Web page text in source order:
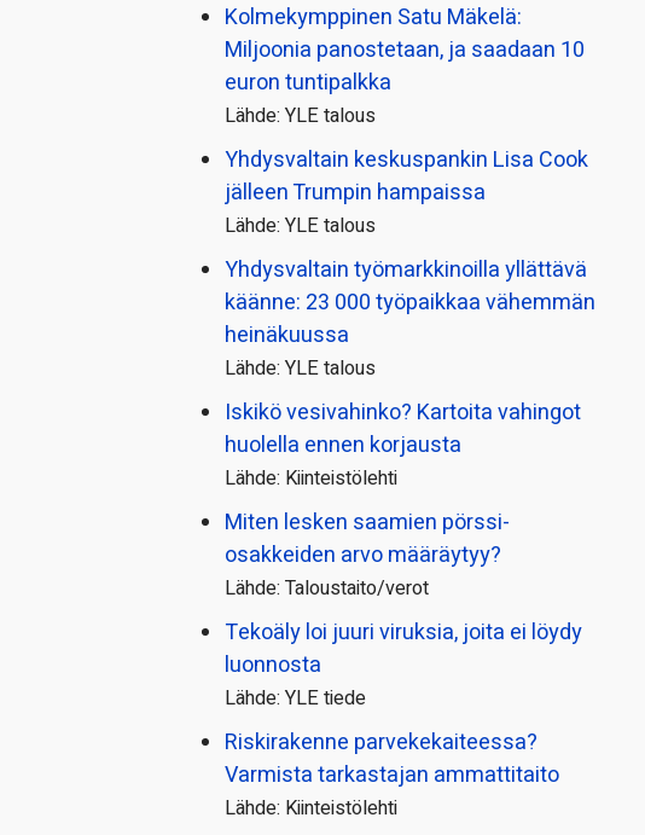
Kolmekymppinen Satu Mäkelä:
Miljoonia panostetaan, ja saadaan 10
euron tuntipalkka
Lähde: YLE talous
Yhdysvaltain keskuspankin Lisa Cook
jälleen Trumpin hampaissa
Lähde: YLE talous
Yhdysvaltain työmarkkinoilla yllättävä
käänne: 23 000 työpaikkaa vähemmän
heinäkuussa
Lähde: YLE talous
Iskikö vesivahinko? Kartoita vahingot
huolella ennen korjausta
Lähde: Kiinteistölehti
Miten lesken saamien pörssi­
osakkeiden arvo määräytyy?
Lähde: Taloustaito/verot
Tekoäly loi juuri viruksia, joita ei löydy
luonnosta
Lähde: YLE tiede
Riskirakenne parvekekaiteessa?
Varmista tarkastajan ammattitaito
Lähde: Kiinteistölehti